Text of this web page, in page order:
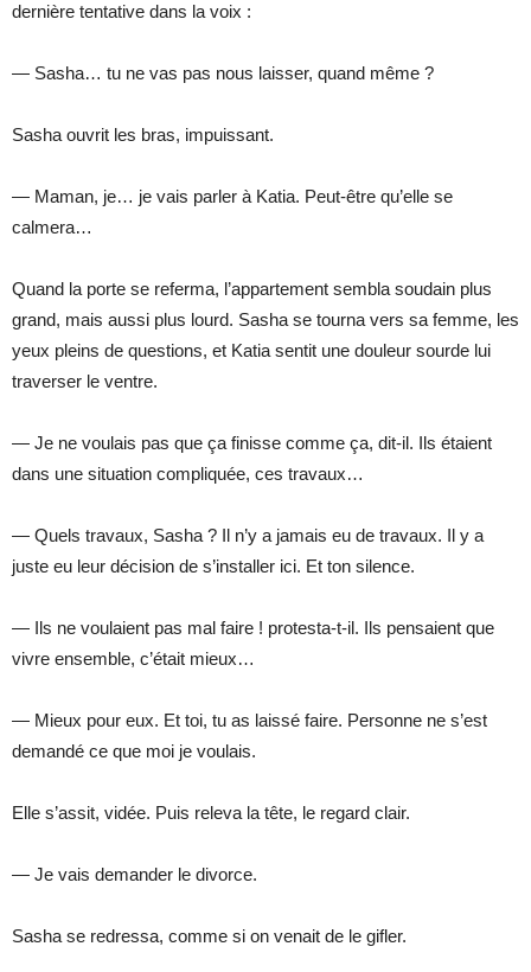
dernière tentative dans la voix :
— Sasha… tu ne vas pas nous laisser, quand même ?
Sasha ouvrit les bras, impuissant.
— Maman, je… je vais parler à Katia. Peut-être qu’elle se
calmera…
Quand la porte se referma, l’appartement sembla soudain plus
grand, mais aussi plus lourd. Sasha se tourna vers sa femme, les
yeux pleins de questions, et Katia sentit une douleur sourde lui
traverser le ventre.
— Je ne voulais pas que ça finisse comme ça, dit-il. Ils étaient
dans une situation compliquée, ces travaux…
— Quels travaux, Sasha ? Il n’y a jamais eu de travaux. Il y a
juste eu leur décision de s’installer ici. Et ton silence.
— Ils ne voulaient pas mal faire ! protesta-t-il. Ils pensaient que
vivre ensemble, c’était mieux…
— Mieux pour eux. Et toi, tu as laissé faire. Personne ne s’est
demandé ce que moi je voulais.
Elle s’assit, vidée. Puis releva la tête, le regard clair.
— Je vais demander le divorce.
Sasha se redressa, comme si on venait de le gifler.